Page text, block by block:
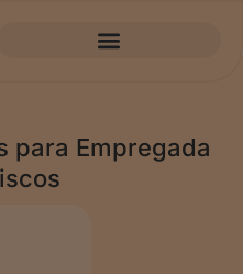
para Empregada